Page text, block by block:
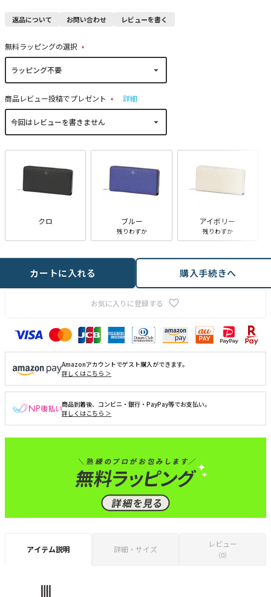
返品について お問い合わせ レビューを書く
無料ラッピングの選択
(
商品レビュー投稿でプレゼント
(
詳細
クロ ブルー
残りわずか
アイボリー
残りわずか
お気に入りに登録する
カートに入れる 購入手続きへ
Amazonアカウントでゲスト購入ができます。
詳しくはこちら ＞
商品到着後、コンビニ・銀行・PayPay等でお支払い。
詳しくはこちら ＞
アイテム説明 詳細・サイズ
レビュー
（0）